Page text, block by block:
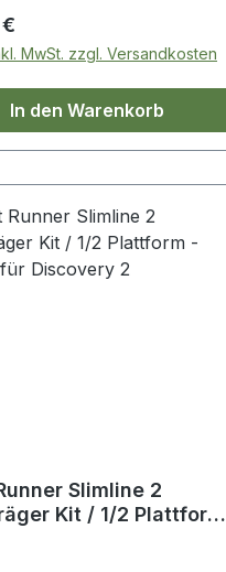
Preis:
MwSt. zzgl. Versandkosten
In den Warenkorb
Slimline 2
Kit / 1/2 Plattform